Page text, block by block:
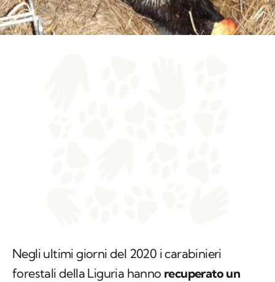
Negli ultimi giorni del 2020 i carabinieri
forestali della Liguria hanno recuperato un